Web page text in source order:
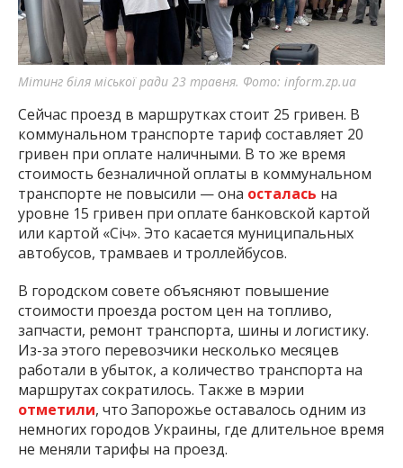
Мітинг біля міської ради 23 травня. Фото: inform.zp.ua
Сейчас проезд в маршрутках стоит 25 гривен. В
коммунальном транспорте тариф составляет 20
гривен при оплате наличными. В то же время
стоимость безналичной оплаты в коммунальном
транспорте не повысили — она осталась на
уровне 15 гривен при оплате банковской картой
или картой «Січ». Это касается муниципальных
автобусов, трамваев и троллейбусов.
В городском совете объясняют повышение
стоимости проезда ростом цен на топливо,
запчасти, ремонт транспорта, шины и логистику.
Из-за этого перевозчики несколько месяцев
работали в убыток, а количество транспорта на
маршрутах сократилось. Также в мэрии
отметили, что Запорожье оставалось одним из
немногих городов Украины, где длительное время
не меняли тарифы на проезд.